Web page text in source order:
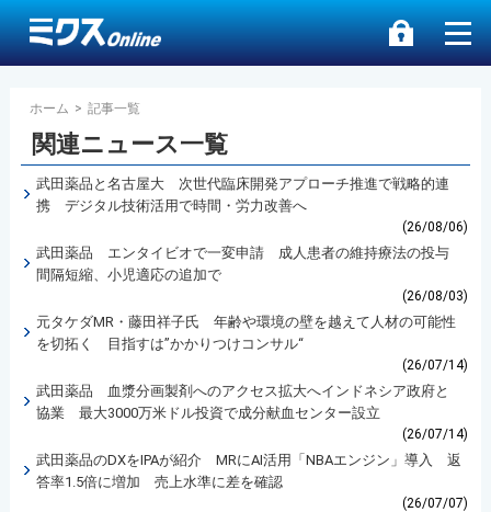
ホーム > 記事一覧
関連ニュース一覧
武田薬品と名古屋大 次世代臨床開発アプローチ推進で戦略的連
携 デジタル技術活用で時間・労力改善へ
(26/08/06)
武田薬品 エンタイビオで一変申請 成人患者の維持療法の投与
間隔短縮、小児適応の追加で
(26/08/03)
元タケダMR・藤田祥子氏 年齢や環境の壁を越えて人材の可能性
を切拓く 目指すは”かかりつけコンサル“
(26/07/14)
武田薬品 血漿分画製剤へのアクセス拡大へインドネシア政府と
協業 最大3000万米ドル投資で成分献血センター設立
(26/07/14)
武田薬品のDXをIPAが紹介 MRにAI活用「NBAエンジン」導入 返
答率1.5倍に増加 売上水準に差を確認
(26/07/07)